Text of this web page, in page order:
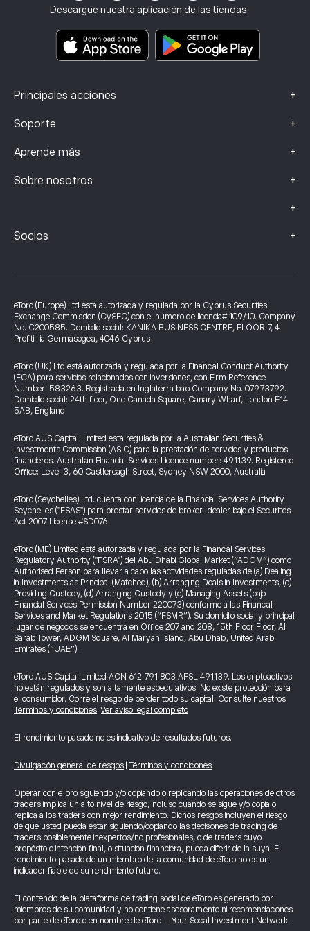
Descargue nuestra aplicación de las tiendas
Principales acciones +
Soporte +
Aprende más +
Sobre nosotros +
+
Documentos de información clave
Datos de reclamaciones (clientes de la FCA)
Socios +
Seguro de inversión
eToro (Europe) Ltd está autorizada y regulada por la Cyprus Securities
Exchange Commission (CySEC) con el número de licencia# 109/10. Company
No. C200585. Domicilio social: KANIKA BUSINESS CENTRE, FLOOR 7, 4
Profiti Ilia Germasogeia, 4046 Cyprus
eToro (UK) Ltd está autorizada y regulada por la Financial Conduct Authority
(FCA) para servicios relacionados con inversiones, con Firm Reference
Number: 583263. Registrada en Inglaterra bajo Company No. 07973792.
Domicilio social: 24th floor, One Canada Square, Canary Wharf, London E14
5AB, England.
eToro AUS Capital Limited está regulada por la Australian Securities &
Investments Commission (ASIC) para la prestación de servicios y productos
financieros. Australian Financial Services Licence number: 491139. Registered
Office: Level 3, 60 Castlereagh Street, Sydney NSW 2000, Australia
eToro (Seychelles) Ltd. cuenta con licencia de la Financial Services Authority
Seychelles ("FSAS") para prestar servicios de broker-dealer bajo el Securities
Act 2007 License #SD076
eToro (ME) Limited está autorizada y regulada por la Financial Services
Regulatory Authority ("FSRA") del Abu Dhabi Global Market (“ADGM”) como
Authorised Person para llevar a cabo las actividades reguladas de (a) Dealing
in Investments as Principal (Matched), (b) Arranging Deals in Investments, (c)
Providing Custody, (d) Arranging Custody y (e) Managing Assets (bajo
Financial Services Permission Number 220073) conforme a las Financial
Services and Market Regulations 2015 (“FSMR”). Su domicilio social y principal
lugar de negocios se encuentra en Office 207 and 208, 15th Floor Floor, Al
Sarab Tower, ADGM Square, Al Maryah Island, Abu Dhabi, United Arab
Emirates (“UAE”).
eToro AUS Capital Limited ACN 612 791 803 AFSL 491139. Los criptoactivos
no están regulados y son altamente especulativos. No existe protección para
el consumidor. Corre el riesgo de perder todo su capital. Consulte nuestros
Términos y condiciones.Ver aviso legal completo
El rendimiento pasado no es indicativo de resultados futuros.
Divulgación general de riesgos Términos y condiciones
Operar con eToro siguiendo y/o copiando o replicando las operaciones de otros
traders implica un alto nivel de riesgo, incluso cuando se sigue y/o copia o
replica a los traders con mejor rendimiento. Dichos riesgos incluyen el riesgo
de que usted pueda estar siguiendo/copiando las decisiones de trading de
traders posiblemente inexpertos/no profesionales, o de traders cuyo
propósito o intención final, o situación financiera, pueda diferir de la suya. El
rendimiento pasado de un miembro de la comunidad de eToro no es un
indicador fiable de su rendimiento futuro.
El contenido de la plataforma de trading social de eToro es generado por
miembros de su comunidad y no contiene asesoramiento ni recomendaciones
por parte de eToro o en nombre de eToro - Your Social Investment Network.